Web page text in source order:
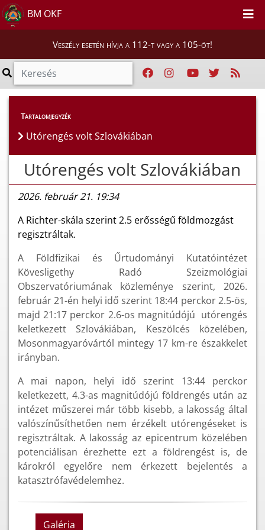
BM OKF
Veszély esetén hívja a 112-t vagy a 105-öt!
Híreink > Hírek
Tartalomjegyzék
Utórengés volt Szlovákiában
Utórengés volt Szlovákiában
2026. február 21. 19:34
A Richter-skála szerint 2.5 erősségű földmozgást
regisztráltak.
A Földfizikai és Űrtudományi Kutatóintézet
Kövesligethy Radó Szeizmológiai
Obszervatóriumának közleménye szerint, 2026.
február 21-én helyi idő szerint 18:44 perckor 2.5-ös,
majd 21:17 perckor 2.6-os magnitúdójú utórengés
keletkezett Szlovákiában, Keszölcés közelében,
Mosonmagyaróvártól mintegy 17 km-re északkelet
irányban.
A mai napon, helyi idő szerint 13:44 perckor
keletkezett, 4.3-as magnitúdójú földrengés után az
intézet műszerei már több kisebb, a lakosság által
valószínűsíthetően nem érzékelt utórengéseket is
regisztráltak. A lakosság az epicentrum közelében
potenciálisan érezhette ezt a földrengést is, de
károkról egyelőre nem érkezett bejelentés a
katasztrófavédelemhez.
Galéria